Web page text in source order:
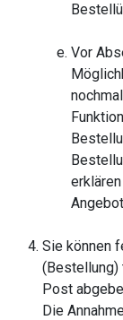
Vor
Sie können
(Bestellung)
Post
Die